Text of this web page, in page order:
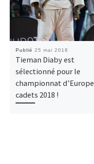
Publié 25 mai 2018
Tieman Diaby est
sélectionné pour le
championnat d’Europe
cadets 2018 !